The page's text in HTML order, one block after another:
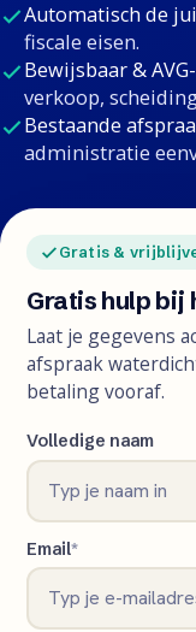
Automatisch de
fiscale eisen.
Bewijsbaar &
verkoop,
Bestaande
administratie
Gratis &
Gratis hulp bij
Laat je gegevens
afspraak
betaling vooraf.
Volledige naam
Email*